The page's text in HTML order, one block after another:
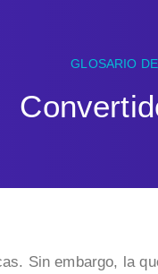
GLOSARIO
Sin embargo, la